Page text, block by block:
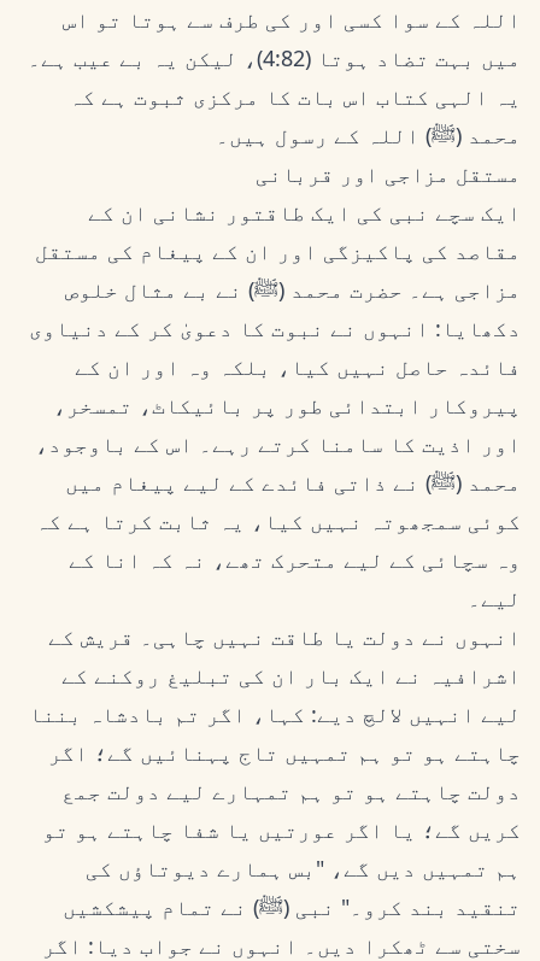
اللہ کے سوا کسی اور کی طرف سے ہوتا تو اس
میں بہت تضاد ہوتا (4:82)، لیکن یہ بے عیب ہے۔
یہ الہی کتاب اس بات کا مرکزی ثبوت ہے کہ
محمد (ﷺ) اللہ کے رسول ہیں۔
مستقل مزاجی اور قربانی
ایک سچے نبی کی ایک طاقتور نشانی ان کے
مقاصد کی پاکیزگی اور ان کے پیغام کی مستقل
مزاجی ہے۔ حضرت محمد (ﷺ) نے بے مثال خلوص
دکھایا: انہوں نے نبوت کا دعویٰ کر کے دنیاوی
فائدہ حاصل نہیں کیا، بلکہ وہ اور ان کے
پیروکار ابتدائی طور پر بائیکاٹ، تمسخر،
اور اذیت کا سامنا کرتے رہے۔ اس کے باوجود،
محمد (ﷺ) نے ذاتی فائدے کے لیے پیغام میں
کوئی سمجھوتہ نہیں کیا، یہ ثابت کرتا ہے کہ
وہ سچائی کے لیے متحرک تھے، نہ کہ انا کے
لیے۔
انہوں نے دولت یا طاقت نہیں چاہی۔ قریش کے
اشرافیہ نے ایک بار ان کی تبلیغ روکنے کے
لیے انہیں لالچ دیے: کہا، اگر تم بادشاہ بننا
چاہتے ہو تو ہم تمہیں تاج پہنائیں گے؛ اگر
دولت چاہتے ہو تو ہم تمہارے لیے دولت جمع
کریں گے؛ یا اگر عورتیں یا شفا چاہتے ہو تو
ہم تمہیں دیں گے، "بس ہمارے دیوتاؤں کی
تنقید بند کرو۔" نبی (ﷺ) نے تمام پیشکشیں
سختی سے ٹھکرا دیں۔ انہوں نے جواب دیا: اگر